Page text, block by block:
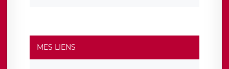
MES LIENS